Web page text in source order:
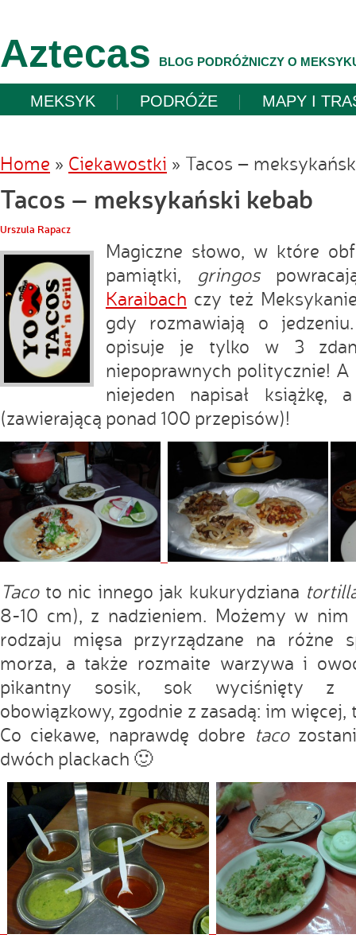
Aztecas BLOG PODRÓŻNICZY O
MEKSYK PODRÓŻE MAPY I
Home » Ciekawostki » Tacos –
Tacos – meksykański kebab
Urszula Rapacz
Magiczne słowo, w które
pamiątki, gringos
Karaibach czy też
gdy rozmawiają o
opisuje je tylko w 3
niepoprawnych politycznie!
niejeden napisał
(zawierającą ponad 100 przepisów)!
Tacoto nic innego jak kukurydziana
8-10 cm), z nadzieniem. Możemy w nim
rodzaju mięsa przyrządzane na różne
morza, a także rozmaite warzywa i
pikantny sosik, sok wyciśnięty z
obowiązkowy, zgodnie z zasadą: im
Co ciekawe, naprawdę dobre taco
dwóch plackach 🙂